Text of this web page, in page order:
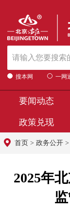
搜本网 一网
要闻动态
政策兑现
首页 > 政务公开 >
2025年